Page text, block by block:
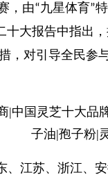
，由“九星体育”
大报告中指出
，对引导全民
江苏、浙江、